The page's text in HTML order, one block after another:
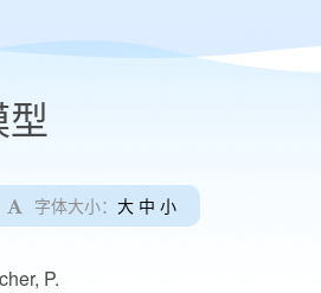
字体大小： 大 中 小
P.